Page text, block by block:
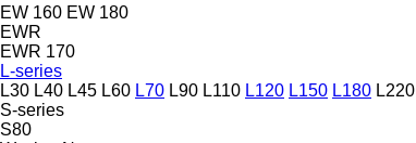
EW 160 EW 180
EWR
EWR 170
L-series
L30 L40 L45 L60 L70 L90 L110 L120 L150 L180 L220
S-series
S80